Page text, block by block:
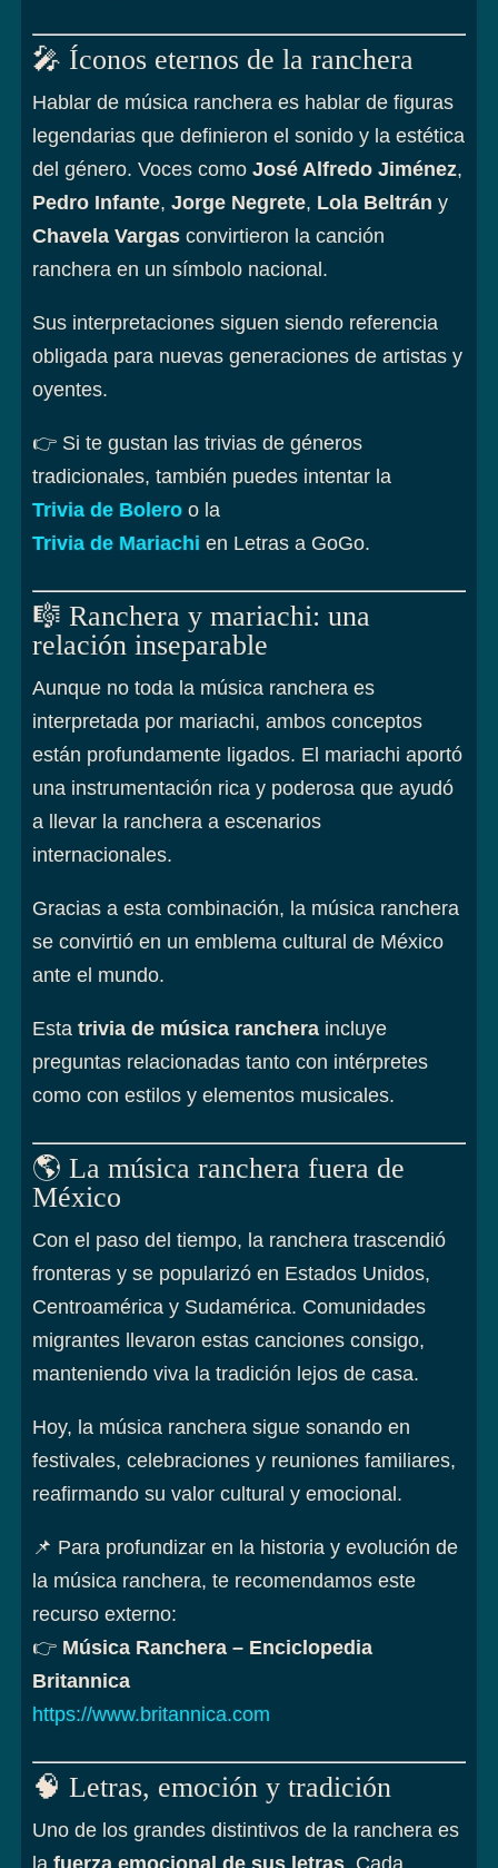
🎤 Íconos eternos de la ranchera
Hablar de música ranchera es hablar de figuras
legendarias que definieron el sonido y la estética
del género. Voces comoJosé Alfredo Jiménez,
Pedro Infante,Jorge Negrete, Lola Beltrán y
Chavela Vargas convirtieron la canción
ranchera en un símbolo nacional.
Sus interpretaciones siguen siendo referencia
obligada para nuevas generaciones de artistas y
oyentes.
👉 Si te gustan las trivias de géneros
tradicionales, también puedes intentar la
Trivia de Bolero o la
Trivia de Mariachi en Letras a GoGo.
🎼 Ranchera y mariachi: una
relación inseparable
Aunque no toda la música ranchera es
interpretada por mariachi, ambos conceptos
están profundamente ligados. El mariachi aportó
una instrumentación rica y poderosa que ayudó
a llevar la ranchera a escenarios
internacionales.
Gracias a esta combinación, la música ranchera
se convirtió en un emblema cultural de México
ante el mundo.
Estatrivia de música ranchera incluye
preguntas relacionadas tanto con intérpretes
como con estilos y elementos musicales.
🌎 La música ranchera fuera de
México
Con el paso del tiempo, la ranchera trascendió
fronteras y se popularizó en Estados Unidos,
Centroamérica y Sudamérica. Comunidades
migrantes llevaron estas canciones consigo,
manteniendo viva la tradición lejos de casa.
Hoy, la música ranchera sigue sonando en
festivales, celebraciones y reuniones familiares,
reafirmando su valor cultural y emocional.
📌 Para profundizar en la historia y evolución de
la música ranchera, te recomendamos este
recurso externo:
👉 Música Ranchera – Enciclopedia
Britannica
https://www.britannica.com
🧠 Letras, emoción y tradición
Uno de los grandes distintivos de la ranchera es